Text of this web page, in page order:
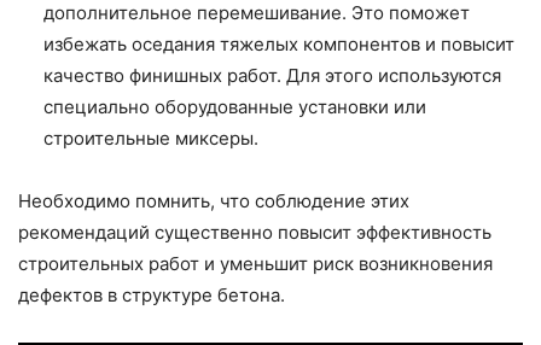
дополнительное перемешивание. Это поможет
избежать оседания тяжелых компонентов и повысит
качество финишных работ. Для этого используются
специально оборудованные установки или
строительные миксеры.
Необходимо помнить, что соблюдение этих
рекомендаций существенно повысит эффективность
строительных работ и уменьшит риск возникновения
дефектов в структуре бетона.